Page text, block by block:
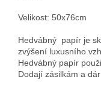
Velikost: 50x76cm
Hedvábný papír je
zvýšení luxusního
Hedvábný papír
Dodají zásilkám a